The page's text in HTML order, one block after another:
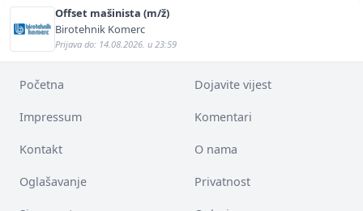
Offset mašinista (m/ž)
Birotehnik Komerc
Prijava do: 14.08.2026. u 23:59
Početna Dojavite vijest
Impressum Komentari
Kontakt O nama
Oglašavanje Privatnost